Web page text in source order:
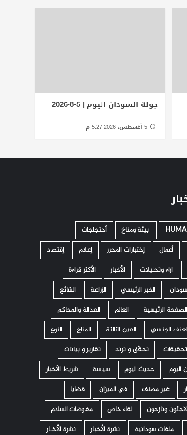
جولة السودان اليوم | 5-8-2026
5 أغسطس، 2026 5:27 م
­ بيئة ومناخ
أحتجاجات
أعمال إختيارات المحرر إعلام
إقتصاد
اراء وتحليلات الأخبار
الأكثر قراءة
الخبر الرئيسي الزراعة
الشائع
الصفحة الرئيسية العالم
العدالة والمحاكم
الجنسي العين الثالثة المناخ
النوع
تحقيقات تحقّق و ترند
تقارير و بيانات
اليوم
حديث اليوم سياسة
شريط الأخبار
غير مصنف في الميزان
قضايا
لاجئون ونازحون لقاء خاص
مفاوضات السلام
ملفات سودانية نشرة الأخبار نشرة الأخبار